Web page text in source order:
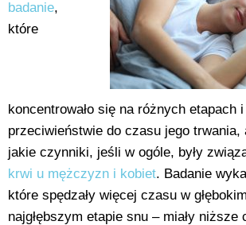
badanie,
które
koncentrowało się na różnych etapach
przeciwieństwie do czasu jego trwania,
jakie czynniki, jeśli w ogóle, były
krwi u mężczyzn i kobiet. Badanie
które spędzały więcej czasu w
najgłębszym etapie snu – miały